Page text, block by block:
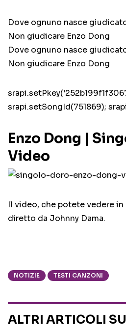
Dove ognuno nasce
Non giudicare Enzo Dong
Dove ognuno nasce
Non giudicare Enzo Dong
srapi.setSongId(751869);
Enzo Dong |
Video
Il video, che potete vedere in
diretto da Johnny Dama.
NOTIZIE TESTI CANZONI
ALTRI ARTICOLI SU